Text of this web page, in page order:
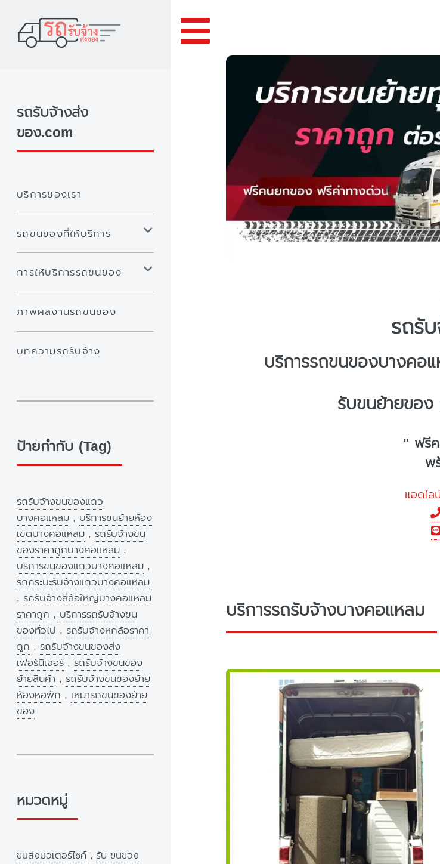
รถรั
บริการรถขนของบางคอ
รับขนย้ายของ
" ฟรี
พ
แอดไล
บริการรถรับจ้างบางคอแหลม
รถรับจ้างส่ง
ของ.com
บริการของเรา
รถขนของที่ให้บริการ
การให้บริการรถขนของ
ภาพผลงานรถขนของ
บทความรถรับจ้าง
ป้ายกำกับ (Tag)
รถรับจ้างขนของแถว
บางคอแหลม , บริการขนย้ายห้อง
เขตบางคอแหลม , รถรับจ้างขน
ของราคาถูกบางคอแหลม ,
บริการขนของแถวบางคอแหลม ,
รถกระบะรับจ้างแถวบางคอแหลม
, รถรับจ้างสี่ล้อใหญ่บางคอแหลม
ราคาถูก , บริการรถรับจ้างขน
ของทั่วไป , รถรับจ้างหกล้อราคา
ถูก , รถรับจ้างขนของส่ง
เฟอร์นิเจอร์ , รถรับจ้างขนของ
ย้ายสินค้า , รถรับจ้างขนของย้าย
ห้องหอพัก , เหมารถขนของย้าย
ของ
หมวดหมู่
ขนส่งมอเตอร์ไซค์ , รับ ขนของ